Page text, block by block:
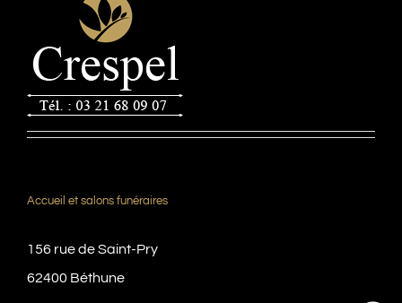
Accueil et salons funéraires
156 rue de Saint-Pry
62400 Béthune